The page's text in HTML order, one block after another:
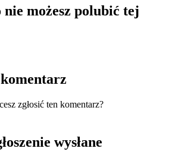
możesz polubić tej
komentarz
zgłosić ten komentarz?
wysłane